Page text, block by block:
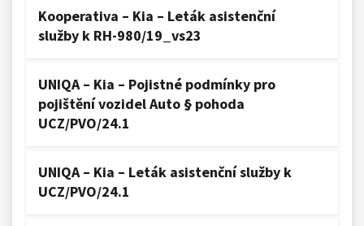
Kooperativa – Kia – Leták asistenční
služby k RH-980/19_vs23
UNIQA – Kia – Pojistné podmínky pro
pojištění vozidel Auto § pohoda
UCZ/PVO/24.1
UNIQA – Kia – Leták asistenční služby k
UCZ/PVO/24.1